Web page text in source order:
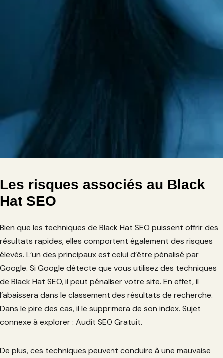
Les risques associés au Black
Hat SEO
Bien que les techniques de Black Hat SEO puissent offrir des
résultats rapides, elles comportent également des risques
élevés. L’un des principaux est celui d’être pénalisé par
Google. Si Google détecte que vous utilisez des techniques
de Black Hat SEO, il peut pénaliser votre site. En effet, il
l’abaissera dans le classement des résultats de recherche.
Dans le pire des cas, il le supprimera de son index. Sujet
connexe à explorer : Audit SEO Gratuit.
De plus, ces techniques peuvent conduire à une mauvaise